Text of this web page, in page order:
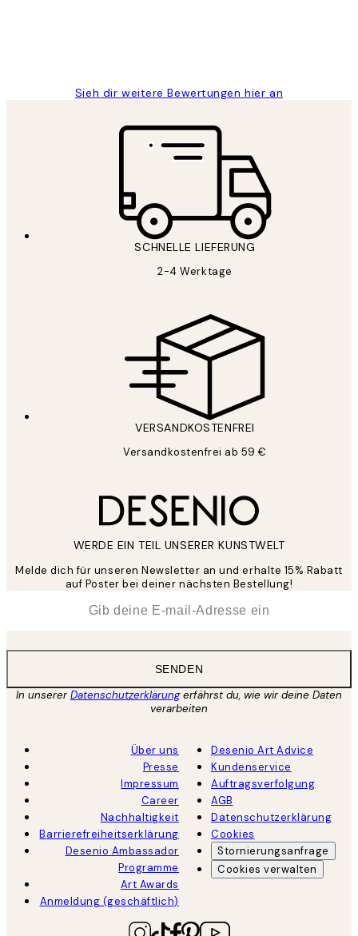
Sieh dir weitere Bewertungen hier an
SCHNELLE LIEFERUNG
2-4 Werktage
VERSANDKOSTENFREI
Versandkostenfrei ab 59 €
WERDE EIN TEIL UNSERER KUNSTWELT
Melde dich für unseren Newsletter an und erhalte 15% Rabatt
auf Poster bei deiner nächsten Bestellung!
SENDEN
In unsererDatenschutzerklärungerfährst du, wie wir deine Daten
verarbeiten
Über uns
Presse
Impressum
Career
Nachhaltigkeit
Barrierefreiheitserklärung
Desenio Ambassador
Programme
Art Awards
Anmeldung (geschäftlich)
Desenio Art Advice
Kundenservice
Auftragsverfolgung
AGB
Datenschutzerklärung
Cookies
Stornierungsanfrage
Cookies verwalten